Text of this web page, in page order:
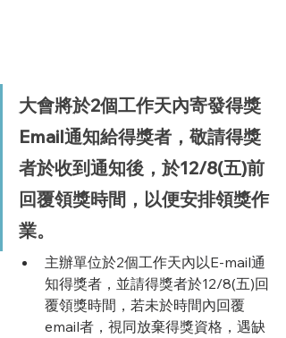
大會將於2個工作天內寄發得獎
Email通知給得獎者，敬請得獎
者於收到通知後，於12/8(五)前
回覆領獎時間，以便安排領獎作
業。
主辦單位於2個工作天內以E-mail通
知得獎者，並請得獎者於12/8(五)回
覆領獎時間，若未於時間內回覆
email者，視同放棄得獎資格，遇缺